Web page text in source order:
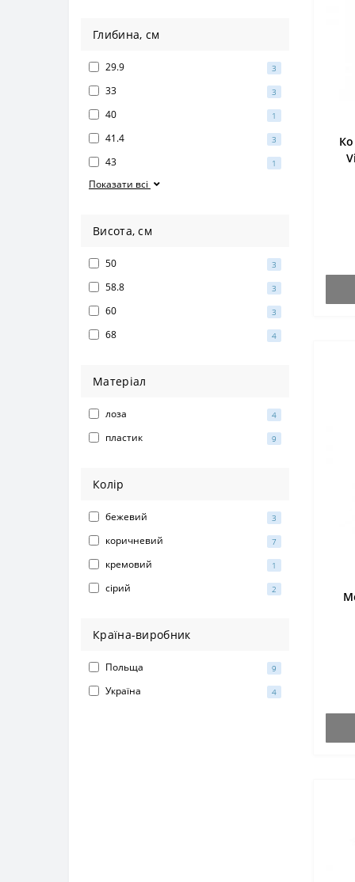
Глибина, см
29.9 3
33 3
40 1
41.4 3
43 1
Показати всі
Висота, см
50 3
58.8 3
60 3
68 4
Матеріал
лоза 4
пластик 9
Колір
бежевий 3
коричневий 7
кремовий 1
сірий 2
Країна-виробник
Польща 9
Україна 4